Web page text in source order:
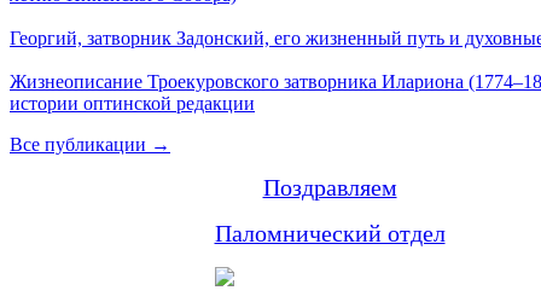
Георгий, затворник Задонский, его жизненный путь и
Жизнеописание Троекуровского затворника Илариона
истории оптинской редакции
Все публикации →
Поздравляем
Паломнический отдел